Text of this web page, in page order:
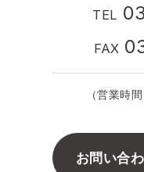
TEL
FAX
（営業時
お問い合